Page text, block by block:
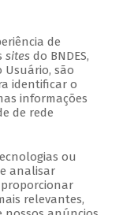
de
sitesdo BNDES,
Usuário, são
identificar o
informações
de rede
ou
analisar
relevantes,